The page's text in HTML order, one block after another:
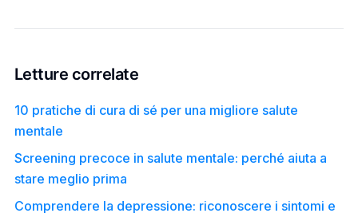
Letture correlate
10 pratiche di cura di sé per una migliore salute
mentale
Screening precoce in salute mentale: perché aiuta a
stare meglio prima
Comprendere la depressione: riconoscere i sintomi e